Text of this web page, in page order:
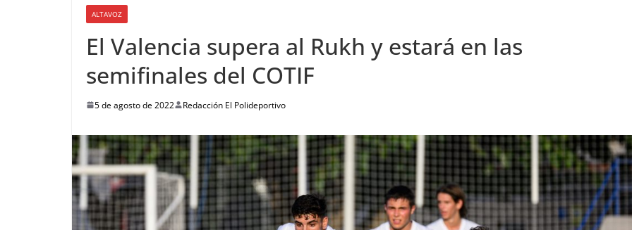
ALTAVOZ
El Valencia supera al Rukh y estará en las
semifinales del COTIF
5 de agosto de 2022 Redacción El Polideportivo